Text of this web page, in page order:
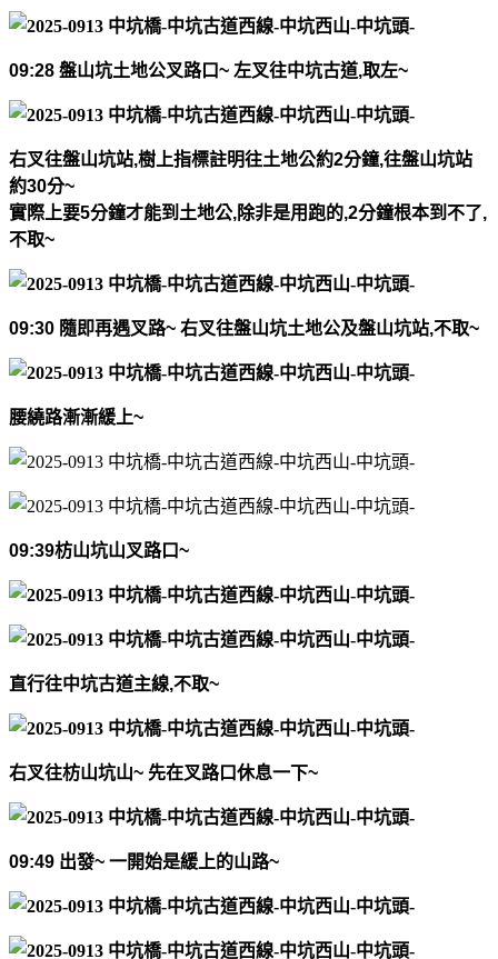
09:28 盤山坑土地公叉路口~ 左叉往中坑古道,取左~
右叉往盤山坑站,樹上指標註明往土地公約2分鐘,往盤山坑站
約30分~
實際上要5分鐘才能到土地公,除非是用跑的,2分鐘根本到不了,
不取~
09:30 隨即再遇叉路~ 右叉往盤山坑土地公及盤山坑站,不取~
腰繞路漸漸緩上~
09:39枋山坑山叉路口~
直行往中坑古道主線,不取~
右叉往枋山坑山~ 先在叉路口休息一下~
09:49 出發~ 一開始是緩上的山路~